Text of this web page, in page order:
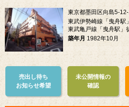
東京都墨田区向島5-
東武伊勢崎線「曳舟駅
東武亀戸線「曳舟駅」
築年月 1982年10月
売出し待ち
お知らせ希望
未公開情報の
確認